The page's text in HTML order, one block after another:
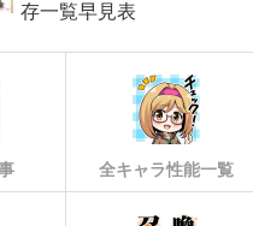
存一覧早見表
全キャラ性能一覧